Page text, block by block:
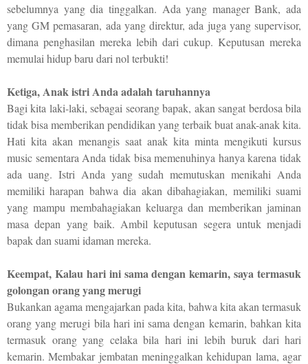
sebelumnya yang dia tinggalkan. Ada yang manager Bank, ada
yang GM pemasaran, ada yang direktur, ada juga yang supervisor,
dimana penghasilan mereka lebih dari cukup. Keputusan mereka
memulai hidup baru dari nol terbukti!
Ketiga,Anak istri Anda adalah taruhannya
Bagi kita laki-laki, sebagai seorang bapak, akan sangat berdosa bila
tidak bisa memberikan pendidikan yang terbaik buat anak-anak kita.
Hati kita akan menangis saat anak kita minta mengikuti kursus
music sementara Anda tidak bisa memenuhinya hanya karena tidak
ada uang. Istri Anda yang sudah memutuskan menikahi Anda
memiliki harapan bahwa dia akan dibahagiakan, memiliki suami
yang mampu membahagiakan keluarga dan memberikan jaminan
masa depan yang baik. Ambil keputusan segera untuk menjadi
bapak dan suami idaman mereka.
Keempat, Kalau hari ini sama dengan kemarin, saya termasuk
golongan orang yang merugi
Bukankan agama mengajarkan pada kita, bahwa kita akan termasuk
orang yang merugi bila hari ini sama dengan kemarin, bahkan kita
termasuk orang yang celaka bila hari ini lebih buruk dari hari
kemarin. Membakar jembatan meninggalkan kehidupan lama, agar